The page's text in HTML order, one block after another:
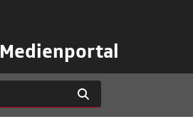
Medienportal